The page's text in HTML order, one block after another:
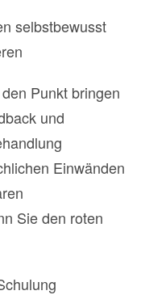
selbstbewusst
Punkt bringen
und
Einwänden
Sie den roten